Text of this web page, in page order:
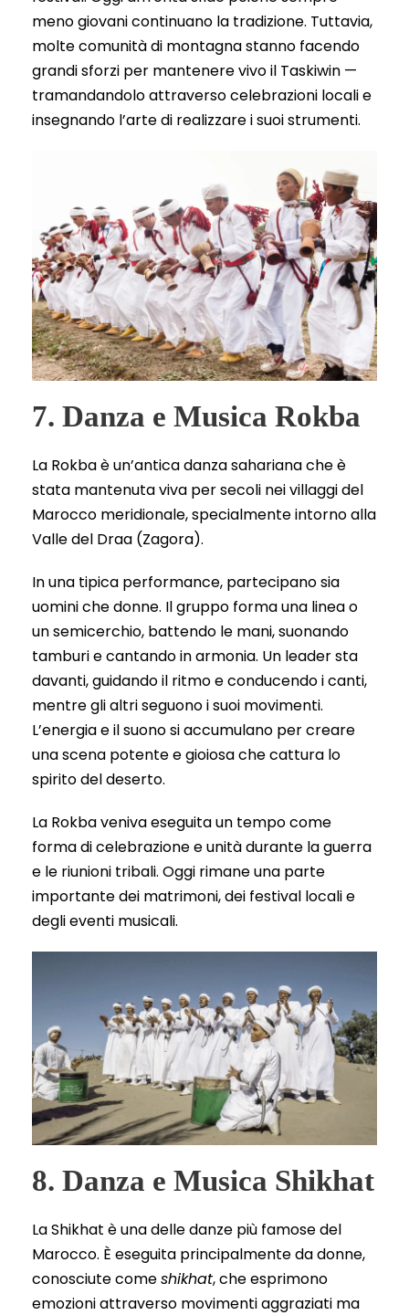
meno giovani continuano la tradizione. Tuttavia,
molte comunità di montagna stanno facendo
grandi sforzi per mantenere vivo il Taskiwin —
tramandandolo attraverso celebrazioni locali e
insegnando l’arte di realizzare i suoi strumenti.
7. Danza e Musica Rokba
La Rokba è un’antica danza sahariana che è
stata mantenuta viva per secoli nei villaggi del
Marocco meridionale, specialmente intorno alla
Valle del Draa (Zagora).
In una tipica performance, partecipano sia
uomini che donne. Il gruppo forma una linea o
un semicerchio, battendo le mani, suonando
tamburi e cantando in armonia. Un leader sta
davanti, guidando il ritmo e conducendo i canti,
mentre gli altri seguono i suoi movimenti.
L’energia e il suono si accumulano per creare
una scena potente e gioiosa che cattura lo
spirito del deserto.
La Rokba veniva eseguita un tempo come
forma di celebrazione e unità durante la guerra
e le riunioni tribali. Oggi rimane una parte
importante dei matrimoni, dei festival locali e
degli eventi musicali.
8. Danza e Musica Shikhat
La Shikhat è una delle danze più famose del
Marocco. È eseguita principalmente da donne,
conosciute comeshikhat, che esprimono
emozioni attraverso movimenti aggraziati ma